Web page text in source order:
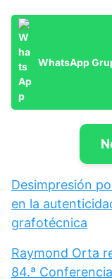
WhatsApp
Desimpresión
en la
grafotécnica
Raymond Orta
84.ª